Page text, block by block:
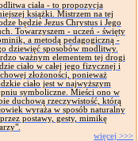
ciała - to propozycja
książki. Mistrzem na tej
będzie Jezus Chrystus i Jego
Towarzyszem - uczeń - święty
a metodą pedagogiczną -
dziewięć sposobów modlitwy.
ważnym elementem tej drogi
ciało w całej jego fizycznej i
złożoności, ponieważ
ciało jest w najwyższym
symboliczne. Mieści ono w
duchową rzeczywistość, którą
wyraża w sposób naturalny
postawy, gesty, mimikę
więcej >>>